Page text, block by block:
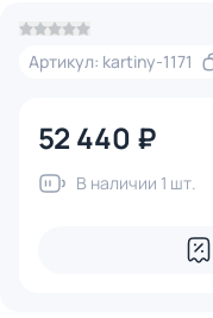
Артикул: kartiny-1171
52 440 ₽
В наличии 1 шт.